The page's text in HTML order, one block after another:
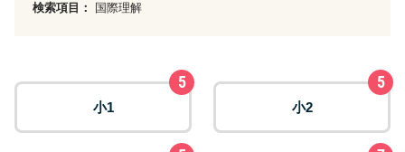
検索項目： 国際理解
小1
5
小2
5